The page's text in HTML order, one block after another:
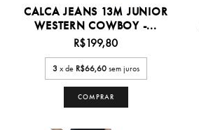
CALCA JEANS 13M JUNIOR
WESTERN COWBOY -...
R$199,80
3 x de R$66,60 sem juros
COMPRAR